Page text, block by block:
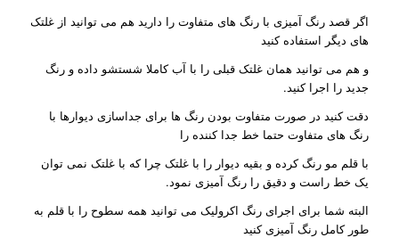
اگر قصد رنگ آمیزی با رنگ های متفاوت را دارید هم می توانید از غلتک
های دیگر استفاده کنید
و هم می توانید همان غلتک قبلی را با آب کاملا شستشو داده و رنگ
جدید را اجرا کنید.
دقت کنید در صورت متفاوت بودن رنگ ها برای جداسازی دیوارها با
رنگ های متفاوت حتما خط جدا کننده را
با قلم مو رنگ کرده و بقیه دیوار را با غلتک چرا که با غلتک نمی توان
یک خط راست و دقیق را رنگ آمیزی نمود.
البته شما برای اجرای رنگ اکرولیک می توانید همه سطوح را با قلم به
طور کامل رنگ آمیزی کنید